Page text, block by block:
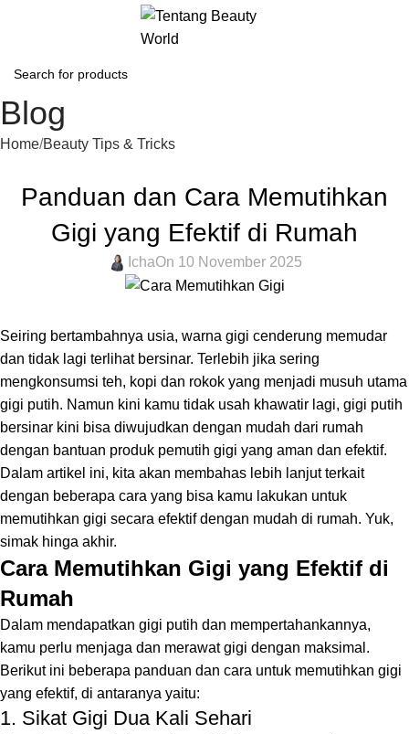
Blog
Home Beauty Tips & Tricks
Panduan dan Cara Memutihkan
Gigi yang Efektif di Rumah
IchaOn 10 November 2025
Seiring bertambahnya usia, warna gigi cenderung memudar
dan tidak lagi terlihat bersinar. Terlebih jika sering
mengkonsumsi teh, kopi dan rokok yang menjadi musuh utama
gigi putih. Namun kini kamu tidak usah khawatir lagi, gigi putih
bersinar kini bisa diwujudkan dengan mudah dari rumah
dengan bantuan produk pemutih gigi yang aman dan efektif.
Dalam artikel ini, kita akan membahas lebih lanjut terkait
dengan beberapa cara yang bisa kamu lakukan untuk
memutihkan gigi secara efektif dengan mudah di rumah. Yuk,
simak hinga akhir.
Cara Memutihkan Gigi yang Efektif di
Rumah
Dalam mendapatkan gigi putih dan mempertahankannya,
kamu perlu menjaga dan merawat gigi dengan maksimal.
Berikut ini beberapa panduan dan cara untuk memutihkan gigi
yang efektif, di antaranya yaitu:
1. Sikat Gigi Dua Kali Sehari